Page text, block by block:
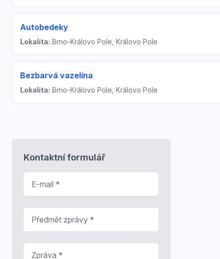
Autobedeky
Lokalita: Brno-Královo Pole, Královo Pole
Bezbarvá vazelína
Lokalita: Brno-Královo Pole, Královo Pole
Kontaktní formulář